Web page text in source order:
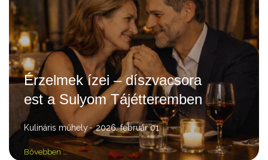
Érzelmek ízei – díszvacsora
est a Sulyom Tájétteremben
Kulináris műhely 2026. február 01
Bővebben …